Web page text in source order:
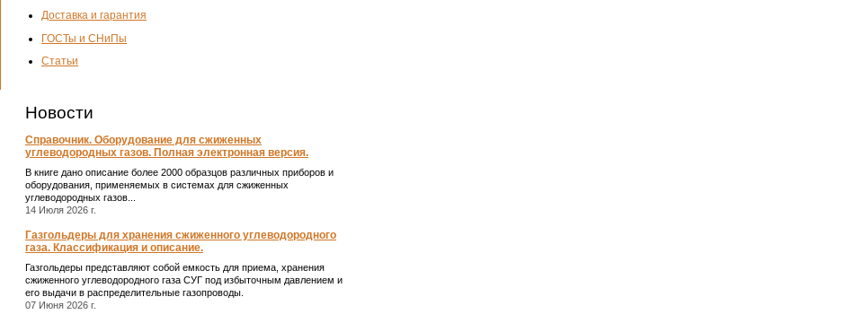
Доставка и гарантия
ГОСТы и СНиПы
Статьи
Новости
Справочник. Оборудование для сжиженных
углеводородных газов. Полная электронная версия.
В книге дано описание более 2000 образцов различных приборов и
оборудования, применяемых в системах для сжиженных
углеводородных газов...
14 Июля 2026 г.
Газгольдеры для хранения сжиженного углеводородного
газа. Классификация и описание.
Газгольдеры представляют собой емкость для приема, хранения
сжиженного углеводородного газа СУГ под избыточным давлением и
его выдачи в распределительные газопроводы.
07 Июня 2026 г.